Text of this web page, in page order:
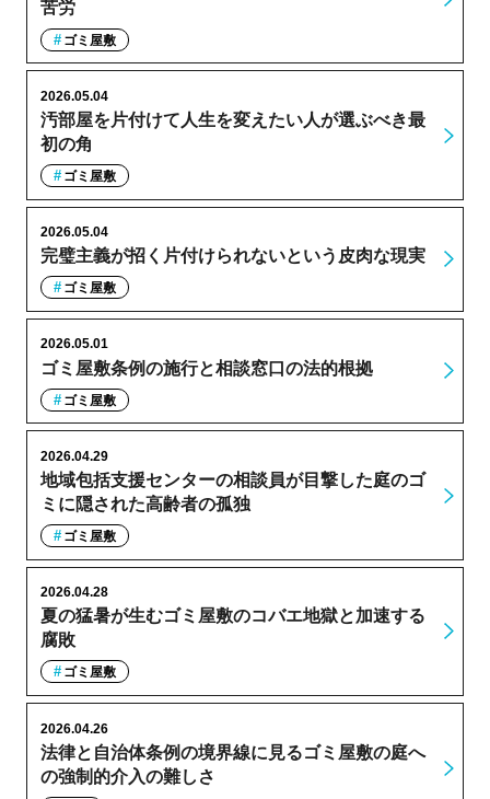
苦労
ゴミ屋敷
汚部屋を片付けて人生を変えたい人が選ぶべき最
初の角
2026.05.04
ゴミ屋敷
完璧主義が招く片付けられないという皮肉な現実
2026.05.04
ゴミ屋敷
ゴミ屋敷条例の施行と相談窓口の法的根拠
2026.05.01
ゴミ屋敷
地域包括支援センターの相談員が目撃した庭のゴ
ミに隠された高齢者の孤独
2026.04.29
ゴミ屋敷
夏の猛暑が生むゴミ屋敷のコバエ地獄と加速する
腐敗
2026.04.28
ゴミ屋敷
法律と自治体条例の境界線に見るゴミ屋敷の庭へ
の強制的介入の難しさ
2026.04.26